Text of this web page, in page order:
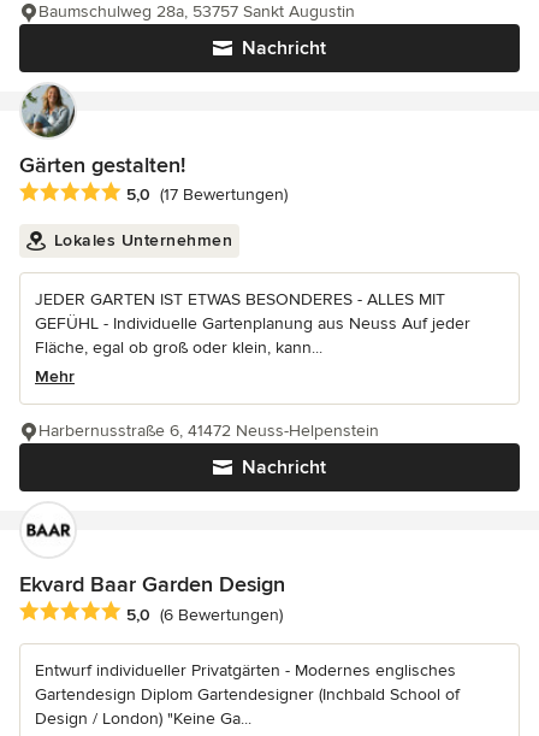
Nachricht
Baumschulweg 28a, 53757 Sankt Augustin
Gärten gestalten!
Durchschnittliche Bewertung: 5 von 5 Sternen
5,0 (17 Bewertungen)
Lokales Unternehmen
JEDER GARTEN IST ETWAS BESONDERES - ALLES MIT
GEFÜHL - Individuelle Gartenplanung aus Neuss Auf jeder
Fläche, egal ob groß oder klein, kann...
Mehr
Nachricht
Harbernusstraße 6, 41472 Neuss-Helpenstein
Ekvard Baar Garden Design
Durchschnittliche Bewertung: 5 von 5 Sternen
5,0 (6 Bewertungen)
Entwurf individueller Privatgärten - Modernes englisches
Gartendesign Diplom Gartendesigner (Inchbald School of
Design / London) "Keine Ga...